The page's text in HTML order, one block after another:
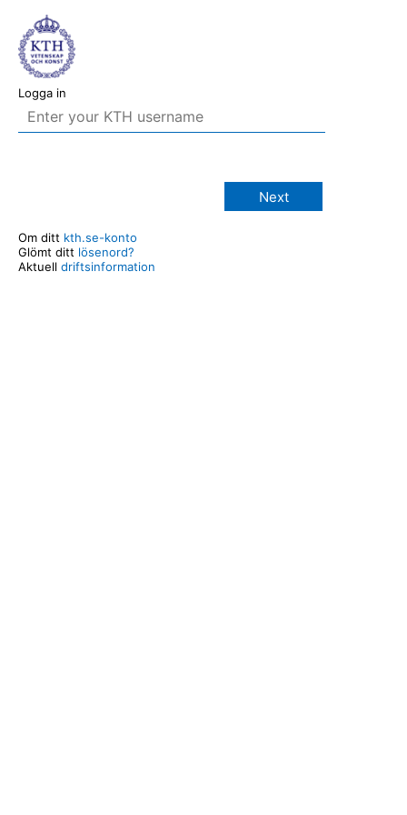
Logga in
Next
Om ditt kth.se-konto
Glömt ditt lösenord?
Aktuell driftsinformation